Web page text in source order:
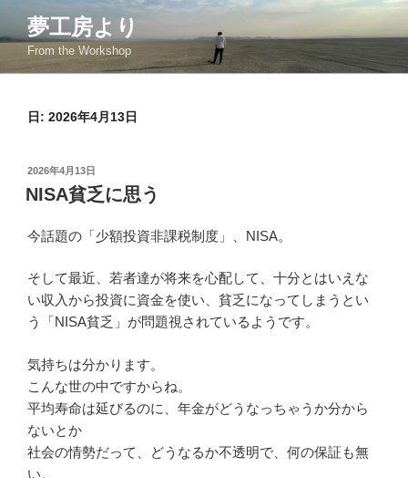
ン
夢工房より
From the Workshop
日: 2026年4月13日
投
稿
日:
2026年4月13日
NISA貧乏に思う
今話題の「少額投資非課税制度」、NISA。
そして最近、若者達が将来を心配して、十分とはいえな
い収入から投資に資金を使い、貧乏になってしまうとい
う「NISA貧乏」が問題視されているようです。
気持ちは分かります。
こんな世の中ですからね。
平均寿命は延びるのに、年金がどうなっちゃうか分から
ないとか
社会の情勢だって、どうなるか不透明で、何の保証も無
い。